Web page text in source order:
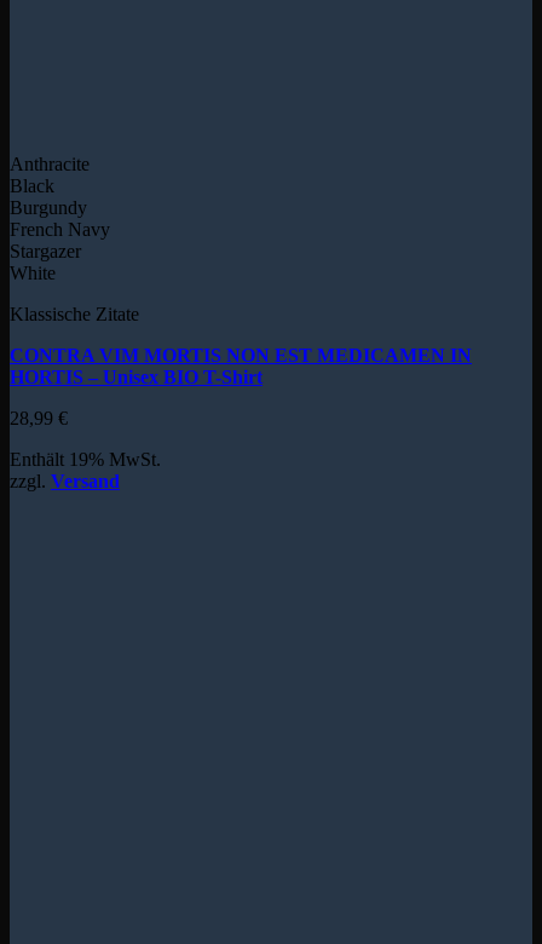
Anthracite
Black
Burgundy
French Navy
Stargazer
White
Klassische Zitate
CONTRA VIM MORTIS NON EST MEDICAMEN IN
HORTIS – Unisex BIO T-Shirt
28,99 €
Enthält 19% MwSt.
zzgl. Versand